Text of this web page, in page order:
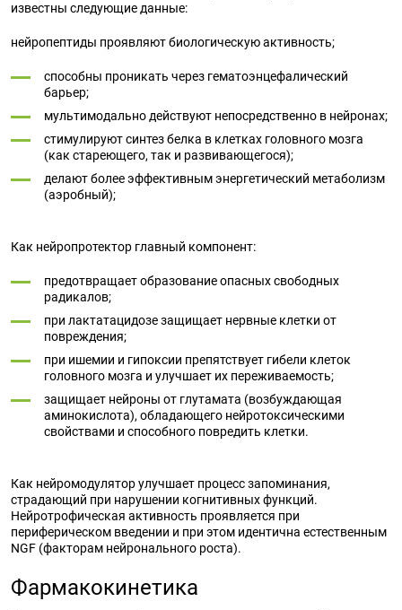
известны следующие данные:
нейропептиды проявляют биологическую активность;
способны проникать через гематоэнцефалический
барьер;
мультимодально действуют непосредственно в нейронах;
стимулируют синтез белка в клетках головного мозга
(как стареющего, так и развивающегося);
делают более эффективным энергетический метаболизм
(аэробный);
Как нейропротектор главный компонент:
предотвращает образование опасных свободных
радикалов;
при лактатацидозе защищает нервные клетки от
повреждения;
при ишемии и гипоксии препятствует гибели клеток
головного мозга и улучшает их переживаемость;
защищает нейроны от глутамата (возбуждающая
аминокислота), обладающего нейротоксическими
свойствами и способного повредить клетки.
Как нейромодулятор улучшает процесс запоминания,
страдающий при нарушении когнитивных функций.
Нейротрофическая активность проявляется при
периферическом введении и при этом идентична естественным
NGF (факторам нейронального роста).
Фармакокинетика